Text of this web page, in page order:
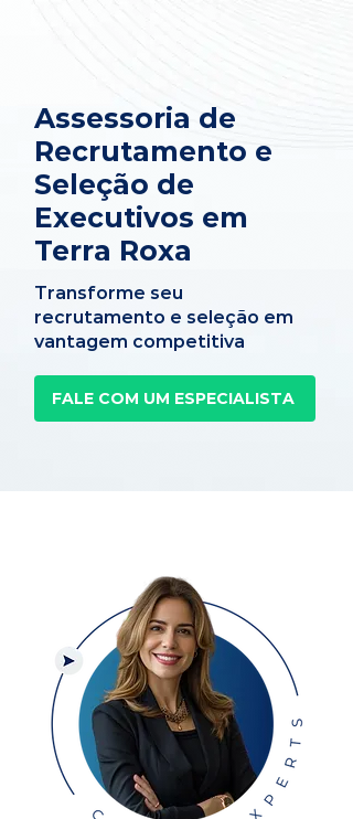
Assessoria de
Recrutamento e
Seleção de
Executivos em
Terra Roxa
Transforme seu
recrutamento e seleção em
vantagem competitiva
FALE COM UM ESPECIALISTA